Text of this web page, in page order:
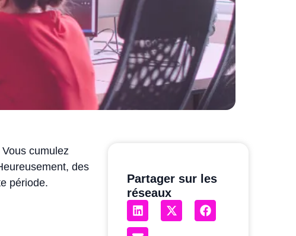
cumulez
des
période.
Partager sur les
réseaux